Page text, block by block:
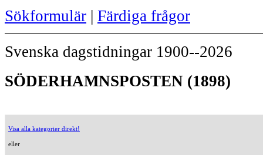
Sökformulär | Färdiga frågor
Svenska dagstidningar 1900--2026
SÖDERHAMNSPOSTEN (1898)
Visa alla kategorier direkt!
eller